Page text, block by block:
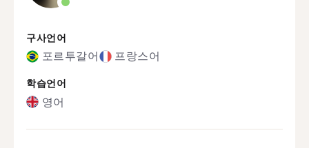
구사언어
포르투갈어 프랑스어
학습언어
영어